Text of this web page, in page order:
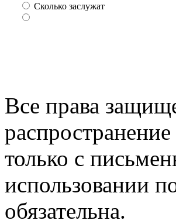
Сколько заслужат
Все права
только с
использовании
обязательна.